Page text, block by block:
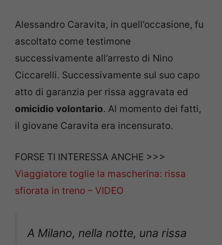
Alessandro Caravita, in quell’occasione, fu
ascoltato come testimone
successivamente all’arresto di Nino
Ciccarelli. Successivamente sul suo capo
atto di garanzia per rissa aggravata ed
omicidio volontario. Al momento dei fatti,
il giovane Caravita era incensurato.
FORSE TI INTERESSA ANCHE >>>
Viaggiatore toglie la mascherina: rissa
sfiorata in treno – VIDEO
A Milano, nella notte, una rissa